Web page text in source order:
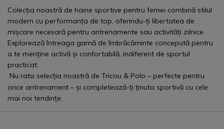
Colecția noastră de haine sportive pentru femei combină stilul
modern cu performanța de top, oferindu-ți libertatea de
mișcare necesară pentru antrenamente sau activități zilnice.
Explorează întreaga gamă de îmbrăcăminte concepută pentru
a te menține activă și confortabilă, indiferent de sportul
practicat.
Nu rata selecția noastră de Tricou & Polo – perfecte pentru
orice antrenament – și completează-ți ținuta sportivă cu cele
mai noi tendințe.